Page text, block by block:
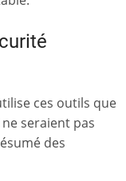
ces outils que
seraient pas
des